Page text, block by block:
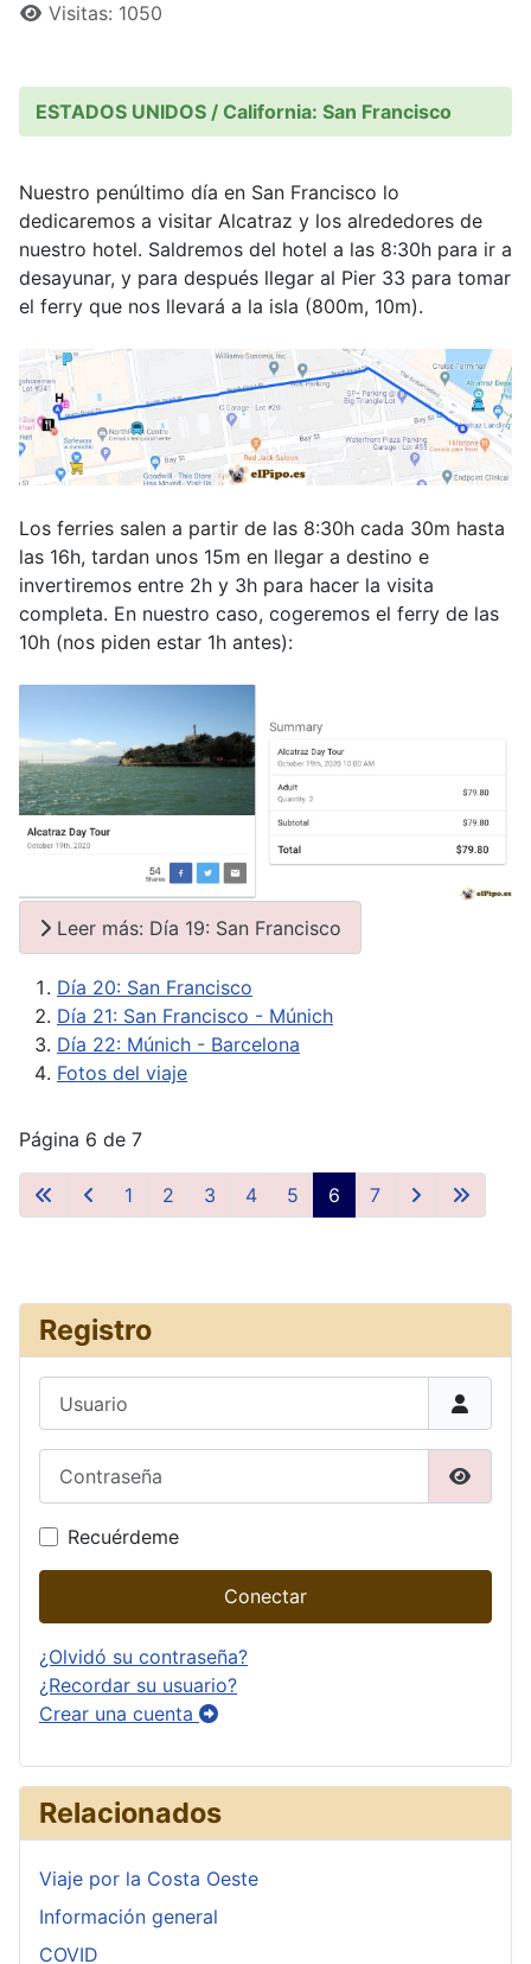
Visitas: 1050
ESTADOS UNIDOS / California: San Francisco
Nuestro penúltimo día en San Francisco lo
dedicaremos a visitar Alcatraz y los alrededores de
nuestro hotel. Saldremos del hotel a las 8:30h para ir a
desayunar, y para después llegar al Pier 33 para tomar
el ferry que nos llevará a la isla (800m, 10m).
Los ferries salen a partir de las 8:30h cada 30m hasta
las 16h, tardan unos 15m en llegar a destino e
invertiremos entre 2h y 3h para hacer la visita
completa. En nuestro caso, cogeremos el ferry de las
10h (nos piden estar 1h antes):
Leer más: Día 19: San Francisco
Día 20: San Francisco
Día 21: San Francisco - Múnich
Día 22: Múnich - Barcelona
Fotos del viaje
Página 6 de 7
1 2 3 4 5 6 7
Registro
Recuérdeme
Conectar
¿Olvidó su contraseña?
¿Recordar su usuario?
Crear una cuenta
Relacionados
Viaje por la Costa Oeste
Información general
COVID